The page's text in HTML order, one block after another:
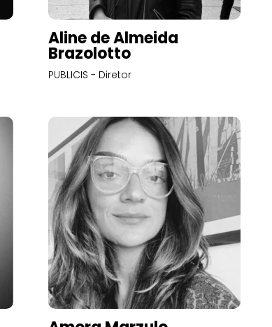
Aline de Almeida
Brazolotto
PUBLICIS - Diretor